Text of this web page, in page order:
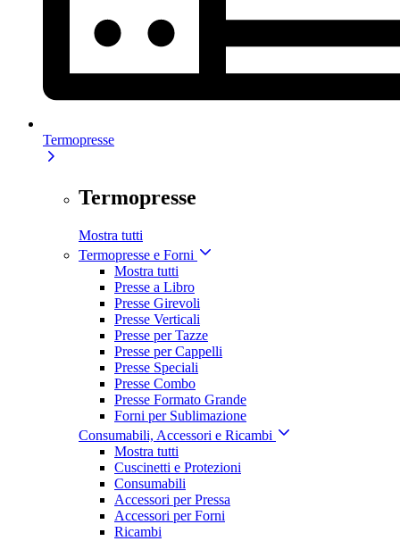
Termopresse
Termopresse
Mostra tutti
Termopresse e Forni
Mostra tutti
Presse a Libro
Presse Girevoli
Presse Verticali
Presse per Tazze
Presse per Cappelli
Presse Speciali
Presse Combo
Presse Formato Grande
Forni per Sublimazione
Consumabili, Accessori e Ricambi
Mostra tutti
Cuscinetti e Protezioni
Consumabili
Accessori per Pressa
Accessori per Forni
Ricambi